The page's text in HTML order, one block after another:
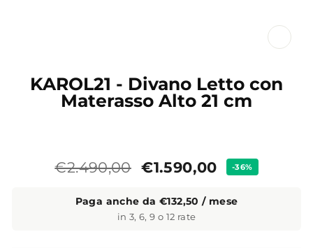
KAROL21 - Divano Letto con
Materasso Alto 21 cm
Prezzo
€2.490,00 Prezzo
€1.590,00 -36%
Paga anche da €132,50 / mese
in 3, 6, 9 o 12 rate